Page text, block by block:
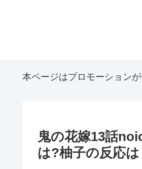
本ページはプロモーション
鬼の花嫁13話
は?柚子の反応は